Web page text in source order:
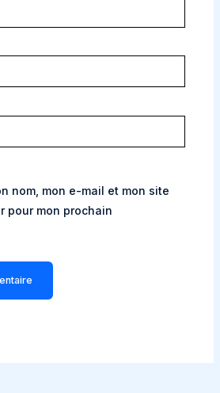
nom, mon e-mail et mon site
pour mon prochain